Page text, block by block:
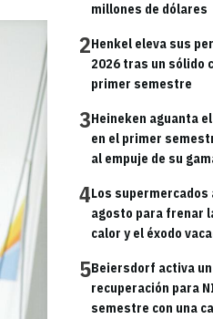
millones de dólares
2Henkel eleva sus
2026 tras un sólido
primer semestre
3Heineken aguanta
en el primer
al empuje de su
4Los
agosto para frenar
calor y el éxodo
5Beiersdorf activa un
recuperación para
semestre con una